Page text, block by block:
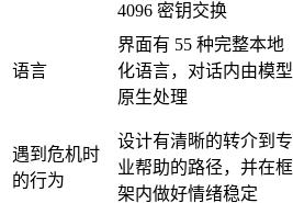
4096 密钥交换
语言
界面有 55 种完整本地
化语言，对话内由模型
原生处理
遇到危机时
的行为
设计有清晰的转介到专
业帮助的路径，并在框
架内做好情绪稳定